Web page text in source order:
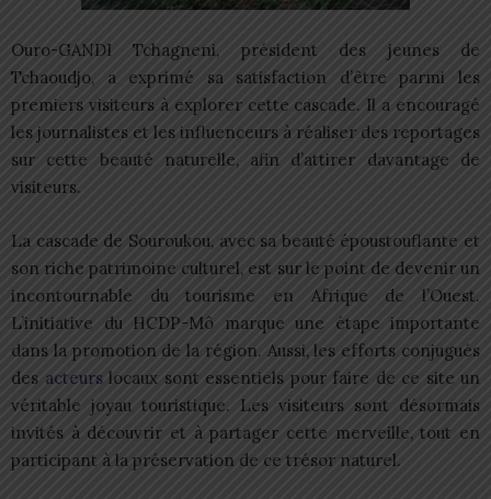
Ouro-GANDI Tchagneni, président des jeunes de
Tchaoudjo, a exprimé sa satisfaction d’être parmi les
premiers visiteurs à explorer cette cascade. Il a encouragé
les journalistes et les influenceurs à réaliser des reportages
sur cette beauté naturelle, afin d’attirer davantage de
visiteurs.
La cascade de Souroukou, avec sa beauté époustouflante et
son riche patrimoine culturel, est sur le point de devenir un
incontournable du tourisme en Afrique de l’Ouest.
L’initiative du HCDP-Mô marque une étape importante
dans la promotion de la région. Aussi, les efforts conjugués
des acteurs locaux sont essentiels pour faire de ce site un
véritable joyau touristique. Les visiteurs sont désormais
invités à découvrir et à partager cette merveille, tout en
participant à la préservation de ce trésor naturel.